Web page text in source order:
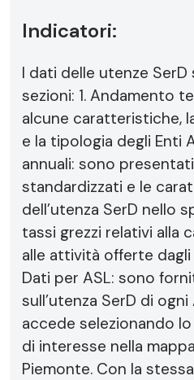
Indicatori:
I dati delle utenze
sezioni: 1. Andamento
alcune caratteristiche,
e la tipologia degli Enti
annuali: sono
standardizzati e le
dell’utenza SerD nello
tassi grezzi relativi alla
alle attività offerte
Dati per ASL: sono
sull’utenza SerD di ogni
accede selezionando
di interesse nella
Piemonte. Con la